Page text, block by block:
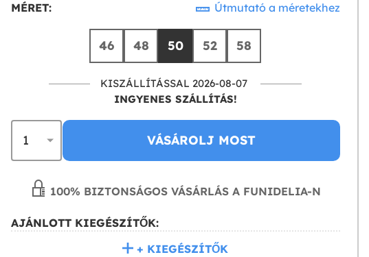
MÉRET: Útmutató a méretekhez
46 48 50 52 58
KISZÁLLÍTÁSSAL 2026-08-07
INGYENES SZÁLLÍTÁS!
VÁSÁROLJ MOST
100% BIZTONSÁGOS VÁSÁRLÁS A FUNIDELIA-N
AJÁNLOTT KIEGÉSZÍTŐK:
+ KIEGÉSZÍTŐK